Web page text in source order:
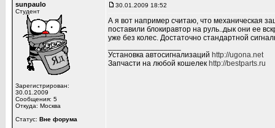
sunpaulo
Студент
Зарегистрирован:
30.01.2009
Сообщения: 5
Откуда: Москва
Статус: Вне форума
30.01.2009 18:52
А я вот например считаю, что механическая
поставили блокиравтор на руль..дык они ее
уже без колес. Достаточно стандартной
Установка автосигнализаций http://ugona.net
Запчасти на любой кошелек http://bestparts.ru